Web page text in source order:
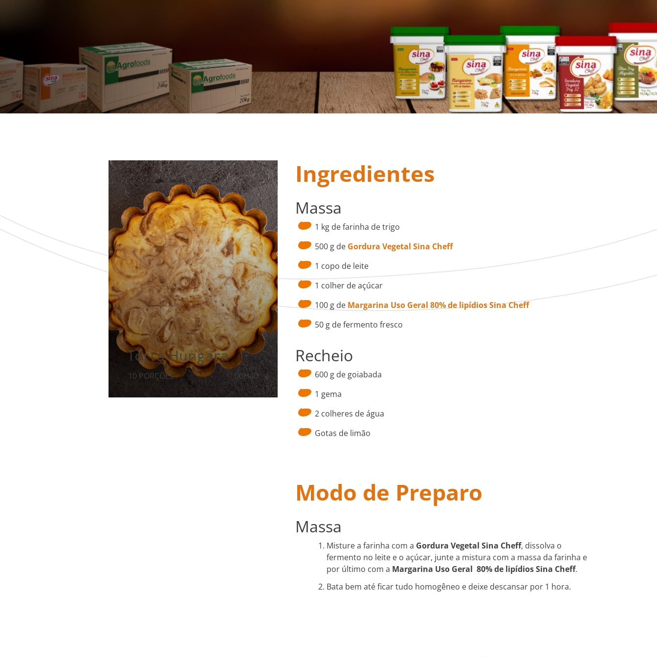
Início Torta Húngara
Torta Húngara
10 PORÇÕES 00H40
Ingredientes
Massa
1 kg de farinha de trigo
500 g de Gordura Vegetal Sina Cheff
1 copo de leite
1 colher de açúcar
100 g de Margarina Uso Geral 80% de lipídios Sina Cheff
50 g de fermento fresco
Recheio
600 g de goiabada
1 gema
2 colheres de água
Gotas de limão
Modo de Preparo
Massa
Misture a farinha com a Gordura Vegetal Sina Cheff, dissolva o
fermento no leite e o açúcar, junte a mistura com a massa da farinha e
por último com a Margarina Uso Geral 80% de lipídios Sina Cheff.
Bata bem até ficar tudo homogêneo e deixe descansar por 1 hora.